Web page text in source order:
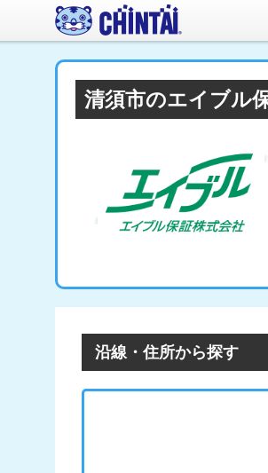
清須市のエイブル
沿線・住所から探す